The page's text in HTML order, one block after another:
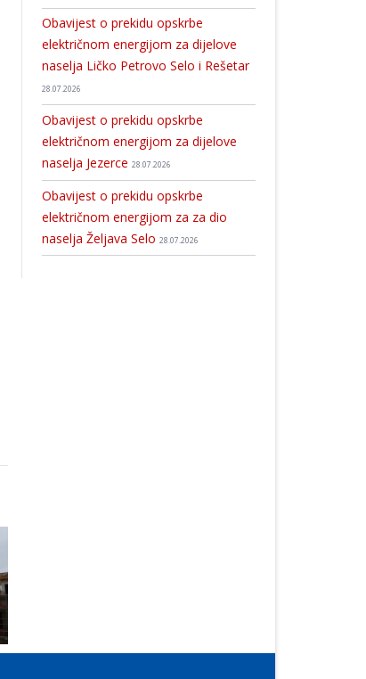
Obavijest o prekidu opskrbe
električnom energijom za dijelove
naselja Ličko Petrovo Selo i Rešetar
28.07.2026
Obavijest o prekidu opskrbe
električnom energijom za dijelove
naselja Jezerce 28.07.2026
Obavijest o prekidu opskrbe
električnom energijom za za dio
naselja Željava Selo 28.07.2026